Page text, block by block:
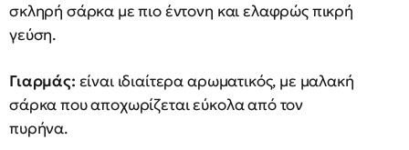
σκληρή σάρκα με πιο έντονη και ελαφρώς πικρή
γεύση.
Γιαρμάς: είναι ιδιαίτερα αρωματικός, με μαλακή
σάρκα που αποχωρίζεται εύκολα από τον
πυρήνα.